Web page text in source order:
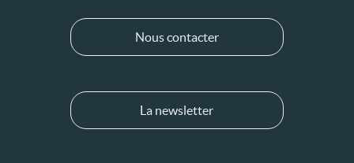
Nous contacter
La newsletter